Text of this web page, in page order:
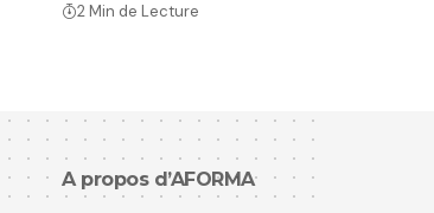
2 Min de Lecture
A propos d’AFORMA